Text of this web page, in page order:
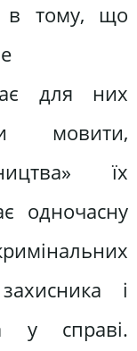
в тому, що
для них
мовити,
їх
одночасну
і
у справі.